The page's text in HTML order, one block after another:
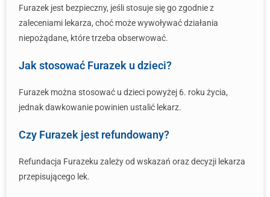
Furazek jest bezpieczny, jeśli stosuje się go zgodnie z
zaleceniami lekarza, choć może wywoływać działania
niepożądane, które trzeba obserwować.
Jak stosować Furazek u dzieci?
Furazek można stosować u dzieci powyżej 6. roku życia,
jednak dawkowanie powinien ustalić lekarz.
Czy Furazek jest refundowany?
Refundacja Furazeku zależy od wskazań oraz decyzji lekarza
przepisującego lek.